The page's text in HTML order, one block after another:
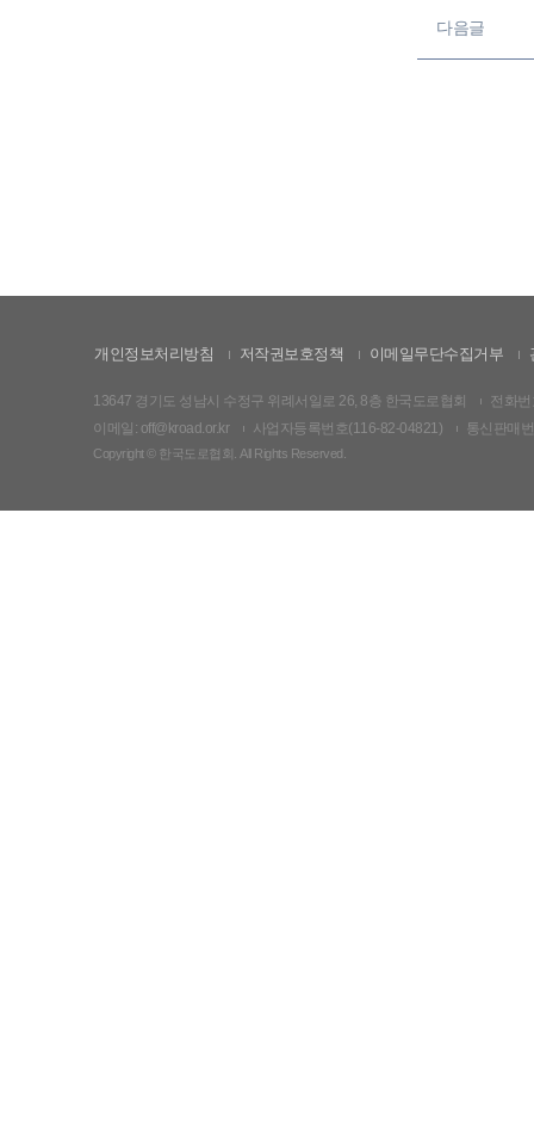
다음글
개인정보처리방침 저작권보호정책 이메일무단수집거부
13647 경기도 성남시 수정구 위례서일로 26, 8층 한국도로협회
전화
이메일: off@kroad.or.kr
사업자등록번호(116-82-04821) 통신판매
Copyright © 한국도로협회. All Rights Reserved.